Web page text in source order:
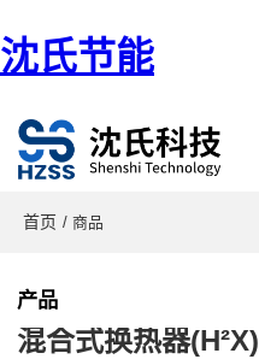
沈氏节能
首页 / 商品
产品
混合式换热器(H²X)